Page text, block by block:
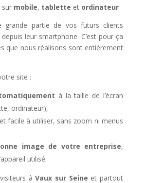
sur mobile, tablette et ordinateur
grande partie de vos futurs clients
leur smartphone. C’est pour ça
que nous réalisons sont entièrement
site :
à la taille de l’écran
ordinateur),
et facile à utiliser, sans zoom ni menus
image de votre entreprise,
utilisé.
àVaux sur Seine et partout